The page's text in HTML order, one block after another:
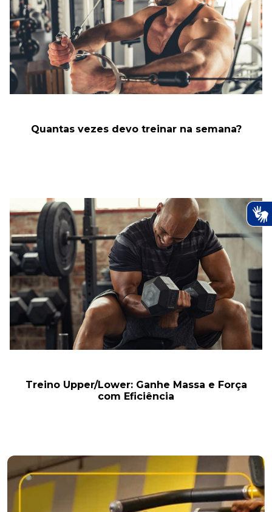
Quantas vezes devo treinar na semana?
Treino Upper/Lower: Ganhe Massa e Força
com Eficiência